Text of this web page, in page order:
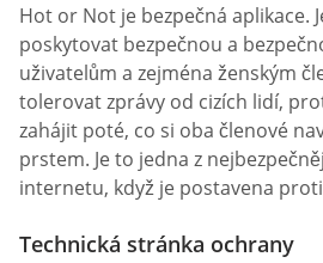
Hot or Not je bezpečná aplikace.
poskytovat bezpečnou a
uživatelům a zejména ženským
tolerovat zprávy od cizích lidí,
zahájit poté, co si oba členové
prstem. Je to jedna z
internetu, když je postavena
Technická stránka ochrany